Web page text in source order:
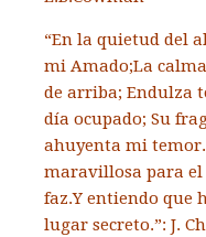
“En la quietud del
mi Amado;La
de arriba; Endulza
día ocupado; Su
ahuyenta mi
maravillosa para
faz.Y entiendo que
lugar secreto.”: J.